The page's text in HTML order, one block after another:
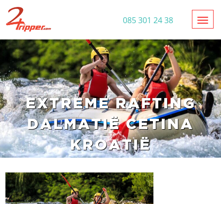
085 301 24 38
EXTREME RAFTING
DALMATIË CETINA
KROATIË